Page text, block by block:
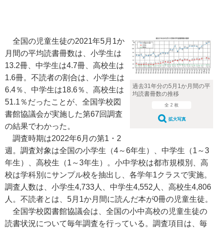
過去31年分の5月1か月間の平
均読書冊数の推移
全 2 枚
拡大写真
全国の児童生徒の2021年5月1か
月間の平均読書冊数は、小学生は
13.2冊、中学生は4.7冊、高校生は
1.6冊。不読者の割合は、小学生は
6.4％、中学生は18.6％、高校生は
51.1％だったことが、全国学校図
書館協議会が実施した第67回調査
の結果でわかった。
調査時期は2022年6月の第1・2
週。調査対象は全国の小学生（4～6年生）、中学生（1～3
年生）、高校生（1～3年生）。小中学校は都市規模別、高
校は学科別にサンプル校を抽出し、各学年1クラスで実施。
調査人数は、小学生4,733人、中学生4,552人、高校生4,806
人。不読者とは、5月1か月間に読んだ本が0冊の児童生徒。
全国学校図書館協議会は、全国の小中高校の児童生徒の
読書状況について毎年調査を行っている。調査項目は、毎